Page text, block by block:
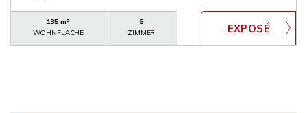
135 m²
WOHNFLÄCHE
6
ZIMMER